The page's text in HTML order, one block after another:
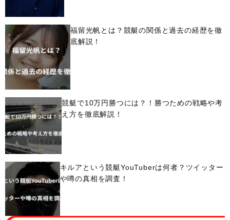
福留光帆とは？競艇の関係と過去の経歴を徹
底解説！
競艇で10万円勝つには？！勝つための戦略や考
え方を徹底解説！
キルアという競艇YouTuberは何者？ツイッター
や噂の真相を調査！